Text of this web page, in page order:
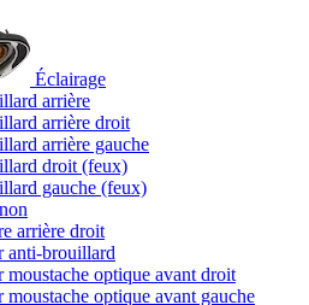
Éclairage
arrière
arrière droit
arrière gauche
droit (feux)
gauche (feux)
arrière droit
anti-brouillard
optique avant droit
optique avant gauche